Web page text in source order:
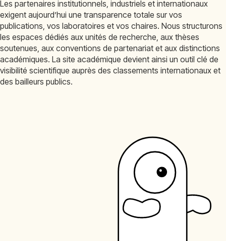
Les partenaires institutionnels, industriels et internationaux
exigent aujourd’hui une transparence totale sur vos
publications, vos laboratoires et vos chaires. Nous structurons
les espaces dédiés aux unités de recherche, aux thèses
soutenues, aux conventions de partenariat et aux distinctions
académiques. La site académique devient ainsi un outil clé de
visibilité scientifique auprès des classements internationaux et
des bailleurs publics.